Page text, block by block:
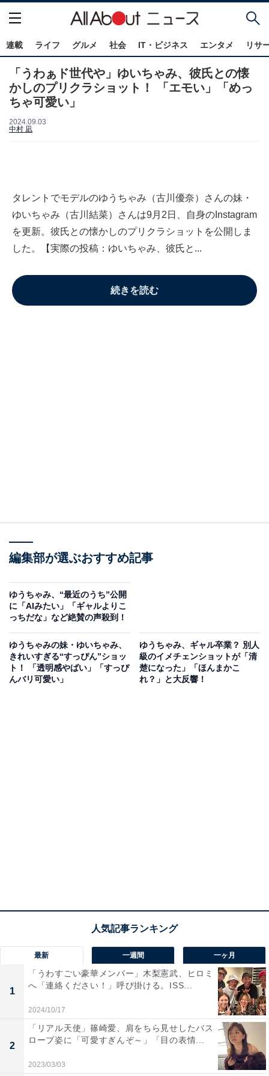
連載 ライフ グルメ 社会 IT・ビジネス エンタメ リサ
「うわぁド世代や」ゆいちゃみ、彼氏との懐
かしのプリクラショット！ 「エモい」「めっ
ちゃ可愛い」
2024.09.03
中村 凪
タレントでモデルのゆうちゃみ（古川優奈）さんの妹・
ゆいちゃみ（古川結菜）さんは9月2日、自身のInstagram
を更新。彼氏との懐かしのプリクラショットを公開しま
した。【実際の投稿：ゆいちゃみ、彼氏と...
続きを読む
編集部が選ぶおすすめ記事
ゆうちゃみ、“最近のうち”公開
に「AIみたい」「ギャルよりこ
っちだな」など絶賛の声殺到！
ゆうちゃみの妹・ゆいちゃみ、
きれいすぎる“すっぴん”ショッ
ト！ 「透明感やばい」「すっぴ
んバリ可愛い」
ゆうちゃみ、ギャル卒業？ 別人
級のイメチェンショットが「清
楚になった」「ほんまかこ
れ？」と大反響！
最新 一週間 一ヶ月
1
「うわすごい豪華メンバー」木梨憲武、ヒロミ
へ「連絡ください！」呼び掛ける。ISS...
2024/10/17
2
「リアル天使」篠崎愛、肩をちら見せしたバス
ローブ姿に「可愛すぎんぞ～」「目の表情...
2023/03/03